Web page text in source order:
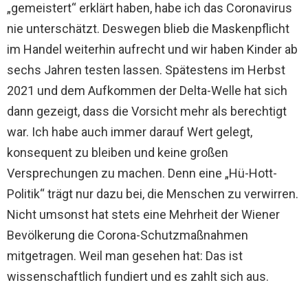
„gemeistert“ erklärt haben, habe ich das Coronavirus
nie unterschätzt. Deswegen blieb die Maskenpflicht
im Handel weiterhin aufrecht und wir haben Kinder ab
sechs Jahren testen lassen. Spätestens im Herbst
2021 und dem Aufkommen der Delta-Welle hat sich
dann gezeigt, dass die Vorsicht mehr als berechtigt
war. Ich habe auch immer darauf Wert gelegt,
konsequent zu bleiben und keine großen
Versprechungen zu machen. Denn eine „Hü-Hott-
Politik“ trägt nur dazu bei, die Menschen zu verwirren.
Nicht umsonst hat stets eine Mehrheit der Wiener
Bevölkerung die Corona-Schutzmaßnahmen
mitgetragen. Weil man gesehen hat: Das ist
wissenschaftlich fundiert und es zahlt sich aus.